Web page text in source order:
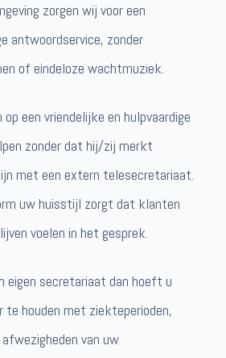
zorgen wij voor een
antwoordservice, zonder
of eindeloze wachtmuziek.
een vriendelijke en hulpvaardige
zonder dat hij/zij merkt
met een extern telesecretariaat.
uw huisstijl zorgt dat klanten
voelen in het gesprek.
eigen secretariaat dan hoeft u
te houden met ziekteperioden,
van uw